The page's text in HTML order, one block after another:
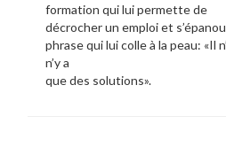
formation qui lui permette de
décrocher un emploi et
phrase qui lui colle à la peau: «Il
n’y a
que des solutions».